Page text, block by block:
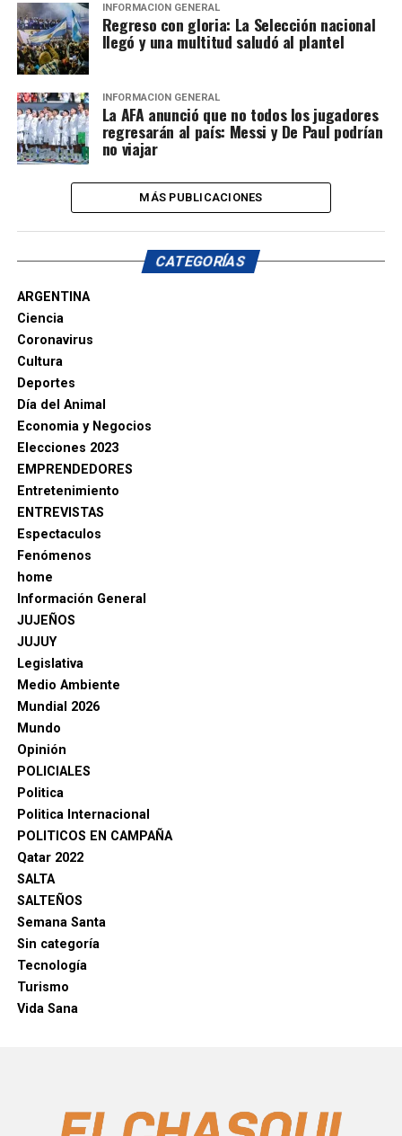
INFORMACIÓN GENERAL
Regreso con gloria: La Selección nacional
llegó y una multitud saludó al plantel
INFORMACIÓN GENERAL
La AFA anunció que no todos los jugadores
regresarán al país: Messi y De Paul podrían
no viajar
MÁS PUBLICACIONES
CATEGORÍAS
ARGENTINA
Ciencia
Coronavirus
Cultura
Deportes
Día del Animal
Economia y Negocios
Elecciones 2023
EMPRENDEDORES
Entretenimiento
ENTREVISTAS
Espectaculos
Fenómenos
home
Información General
JUJEÑOS
JUJUY
Legislativa
Medio Ambiente
Mundial 2026
Mundo
Opinión
POLICIALES
Politica
Politica Internacional
POLITICOS EN CAMPAÑA
Qatar 2022
SALTA
SALTEÑOS
Semana Santa
Sin categoría
Tecnología
Turismo
Vida Sana